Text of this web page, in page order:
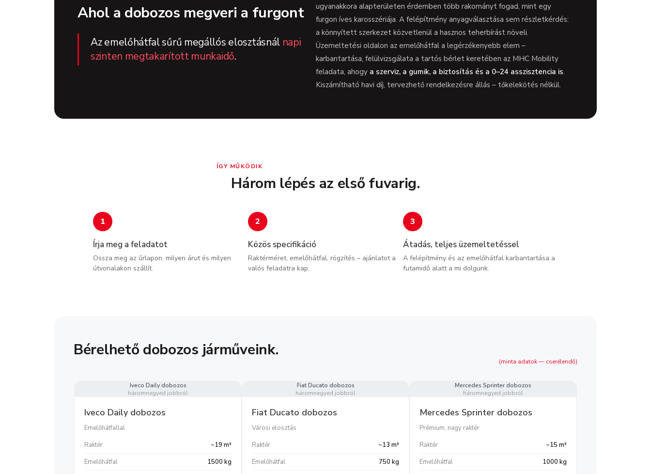
Ahol a dobozos megveri a furgont
Az emelőhátfal sűrű megállós elosztásnál napi
szinten megtakarított munkaidő.
ugyanakkora alapterületen érdemben több rakományt fogad, mint egy
furgon íves karosszériája. A felépítmény anyagválasztása sem részletkérdés:
a könnyített szerkezet közvetlenül a hasznos teherbírást növeli.
Üzemeltetési oldalon az emelőhátfal a legérzékenyebb elem –
karbantartása, felülvizsgálata a tartós bérlet keretében az MHC Mobility
feladata, ahogy a szerviz, a gumik, a biztosítás és a 0–24 asszisztencia is.
Kiszámítható havi díj, tervezhető rendelkezésre állás – tőkelekötés nélkül.
ÍGY MŰKÖDIK
Három lépés az első fuvarig.
1
Írja meg a feladatot
Ossza meg az űrlapon, milyen árut és milyen
útvonalakon szállít.
2
Közös specifikáció
Raktérméret, emelőhátfal, rögzítés – ajánlatot a
valós feladatra kap.
3
Átadás, teljes üzemeltetéssel
A felépítmény és az emelőhátfal karbantartása a
futamidő alatt a mi dolgunk.
Bérelhető dobozos járműveink.
(minta adatok — cserélendő)
Iveco Daily dobozos
háromnegyed jobbról
Iveco Daily dobozos
Emelőhátfallal
Raktér
~19 m³
Emelőhátfal
1500 kg
Fiat Ducato dobozos
háromnegyed jobbról
Fiat Ducato dobozos
Városi elosztás
Raktér
~13 m³
Emelőhátfal
750 kg
Mercedes Sprinter dobozos
háromnegyed jobbról
Mercedes Sprinter dobozos
Prémium, nagy raktér
Raktér
~15 m³
Emelőhátfal
1000 kg